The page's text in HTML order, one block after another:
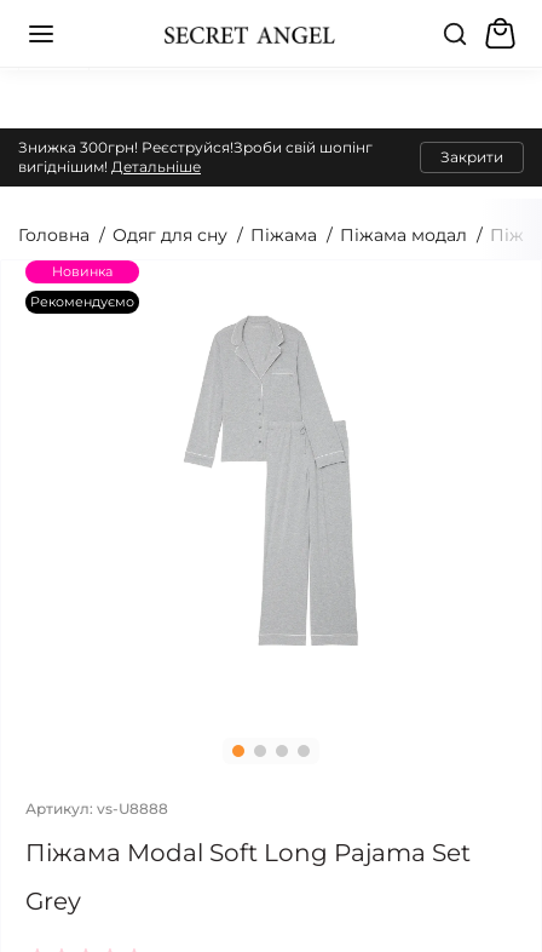
Знижка 300грн! Реєструйся!Зроби свій шопінг
вигіднішим! Детальніше
Закрити
Головна Одяг для сну Піжама Піжама модал
Новинка
Рекомендуємо
Артикул: vs-U8888
Піжама Modal Soft Long Pajama Set
Grey